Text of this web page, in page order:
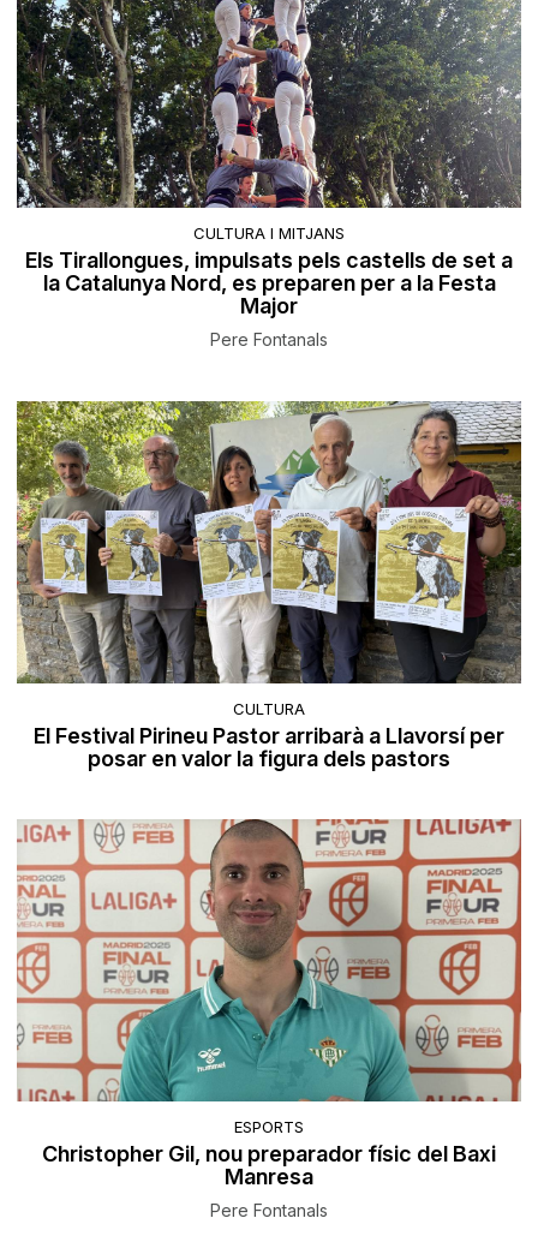
CULTURA I MITJANS
Els Tirallongues, impulsats pels castells de set a
la Catalunya Nord, es preparen per a la Festa
Major
Pere Fontanals
CULTURA
El Festival Pirineu Pastor arribarà a Llavorsí per
posar en valor la figura dels pastors
ESPORTS
Christopher Gil, nou preparador físic del Baxi
Manresa
Pere Fontanals